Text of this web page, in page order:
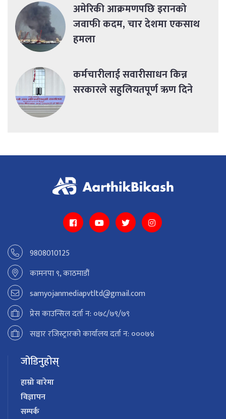
अमेरिकी आक्रमणपछि इरानको
जवाफी कदम, चार देशमा एकसाथ
हमला
कर्मचारीलाई सवारीसाधन किन्न
सरकारले सहुलियतपूर्ण ऋण दिने
9808010125
कामनपा ९, काठमाडौं
samyojanmediapvtltd@gmail.com
प्रेस काउन्सिल दर्ता न: ०७८/७९/७९
सञ्चार रजिस्ट्रारको कार्यालय दर्ता न: ०००७४
जोडिनुहोस्
हाम्रो बारेमा
विज्ञापन
सम्पर्क